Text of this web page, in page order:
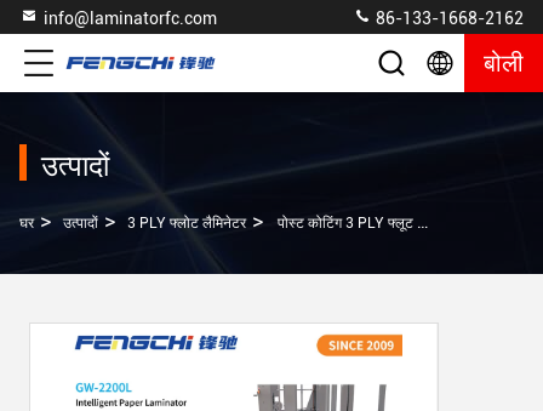
info@laminatorfc.com 86-133-1668-2162
बोली
उत्पादों
घर > उत्पादों > 3 PLY फ्लोट लैमिनेटर > पोस्ट कोटिंग 3 PLY फ्लूट लैमिनेटर के साथ गर्म लैमिनेटिंग बुद्धिमान डिजाइन 16000 चादरें/घंटे की गति